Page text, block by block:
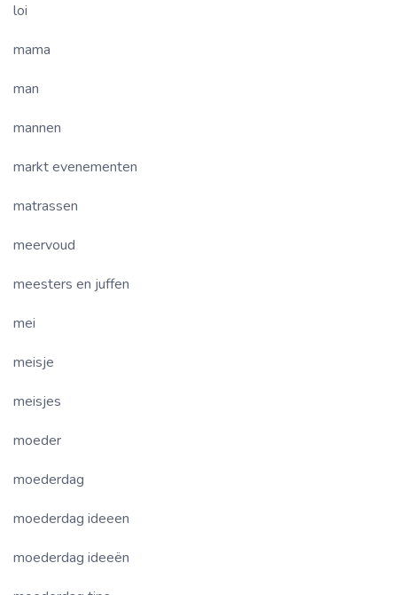
loi
mama
man
mannen
markt evenementen
matrassen
meervoud
meesters en juffen
mei
meisje
meisjes
moeder
moederdag
moederdag ideeen
moederdag ideeën